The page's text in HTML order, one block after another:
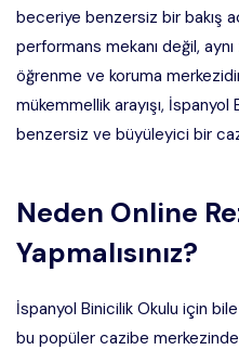
beceriye benzersiz bir bakış
performans mekanı değil,
öğrenme ve koruma
mükemmellik arayışı,
benzersiz ve büyüleyici bir
Neden Online
Yapmalısınız?
İspanyol Binicilik Okulu için
bu popüler cazibe